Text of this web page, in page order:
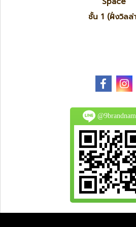
ชั้น 1 (ฝั่งวิลล่